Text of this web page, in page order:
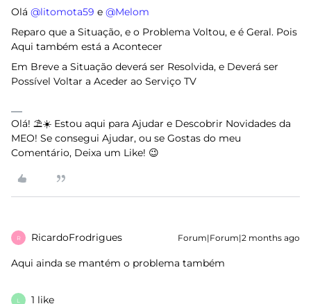
Olá ​ @litomota59 e ​ @Melom
Reparo que a Situação, e o Problema Voltou, e é Geral. Pois
Aqui também está a Acontecer
Em Breve a Situação deverá ser Resolvida, e Deverá ser
Possível Voltar a Aceder ao Serviço TV
Olá! ⛱️☀️ Estou aqui para Ajudar e Descobrir Novidades da
MEO! Se consegui Ajudar, ou se Gostas do meu
Comentário, Deixa um Like! 😉
R RicardoFrodrigues Forum|Forum|2 months ago
Aqui ainda se mantém o problema também
L 1 like